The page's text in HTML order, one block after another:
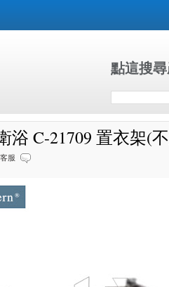
點這搜
浴 C-21709 置衣架(
服